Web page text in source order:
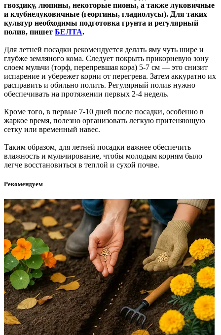
гвоздику, люпины, некоторые пионы, а также луковичные
и клубнелуковичные (георгины, гладиолусы). Для таких
культур необходимы подготовка грунта и регулярный
полив, пишет БЕЛТА.
Для летней посадки рекомендуется делать яму чуть шире и
глубже земляного кома. Следует покрыть прикорневую зону
слоем мульчи (торф, перепревшая кора) 5-7 см — это снизит
испарение и убережет корни от перегрева. Затем аккуратно их
расправить и обильно полить. Регулярный полив нужно
обеспечивать на протяжении первых 2-4 недель.
Кроме того, в первые 7-10 дней после посадки, особенно в
жаркое время, полезно организовать легкую притеняющую
сетку или временный навес.
Таким образом, для летней посадки важнее обеспечить
влажность и мульчирование, чтобы молодым корням было
легче восстановиться в теплой и сухой почве.
Рекомендуем